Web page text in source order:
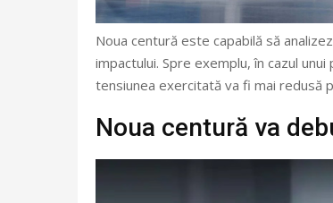
Noua centură este capabilă să
impactului. Spre exemplu, în cazul
tensiunea exercitată va fi mai redusă
Noua centură va